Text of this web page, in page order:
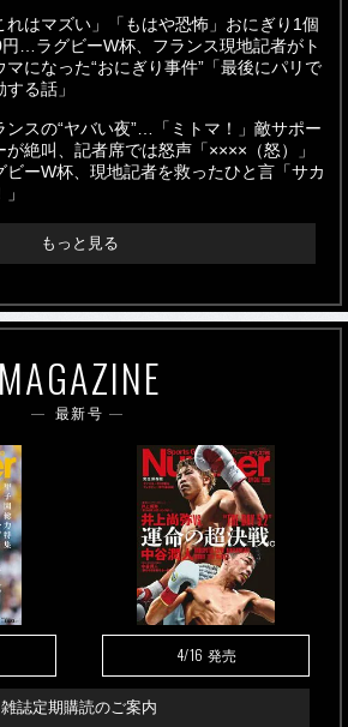
れはマズい」「もはや恐怖」おにぎり1個
…ラグビーW杯、フランス現地記者がト
マになった“おにぎり事件”「最後にパリで
する話」
ンスの“ヤバい夜”…「ミトマ！」敵サポー
が絶叫、記者席では怒声「××××（怒）」
ビーW杯、現地記者を救ったひと言「サカ
もっと見る
MAGAZINE
最新号
4/16 発売
雑誌定期購読のご案内